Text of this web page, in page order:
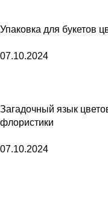
Упаковка для букетов
07.10.2024
Загадочный язык
флористики
07.10.2024